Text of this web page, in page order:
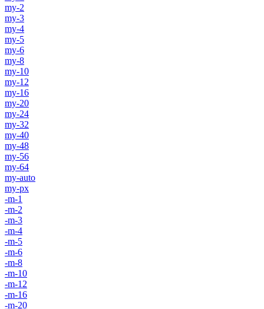
my-2
my-3
my-4
my-5
my-6
my-8
my-10
my-12
my-16
my-20
my-24
my-32
my-40
my-48
my-56
my-64
my-auto
my-px
-m-1
-m-2
-m-3
-m-4
-m-5
-m-6
-m-8
-m-10
-m-12
-m-16
-m-20